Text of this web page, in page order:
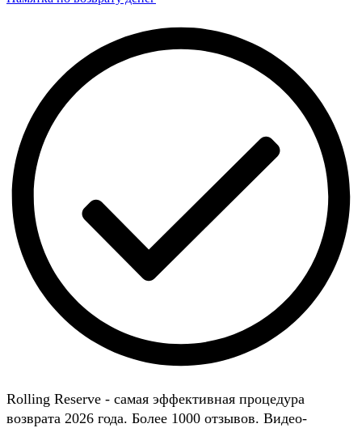
Rolling Reserve - самая эффективная процедура
возврата 2026 года. Более 1000 отзывов. Видео-